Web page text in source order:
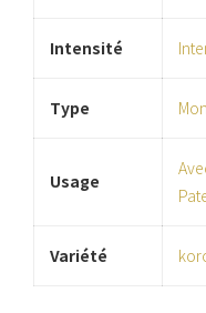
Intensité
Type
Usage
Variété